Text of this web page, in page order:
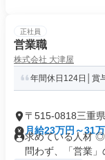
正社員
営業職
株式会社 大津屋
年間休日124日│賞
〒515-0818三重
月給23万円～31
求めている人材
問わず、「営業」